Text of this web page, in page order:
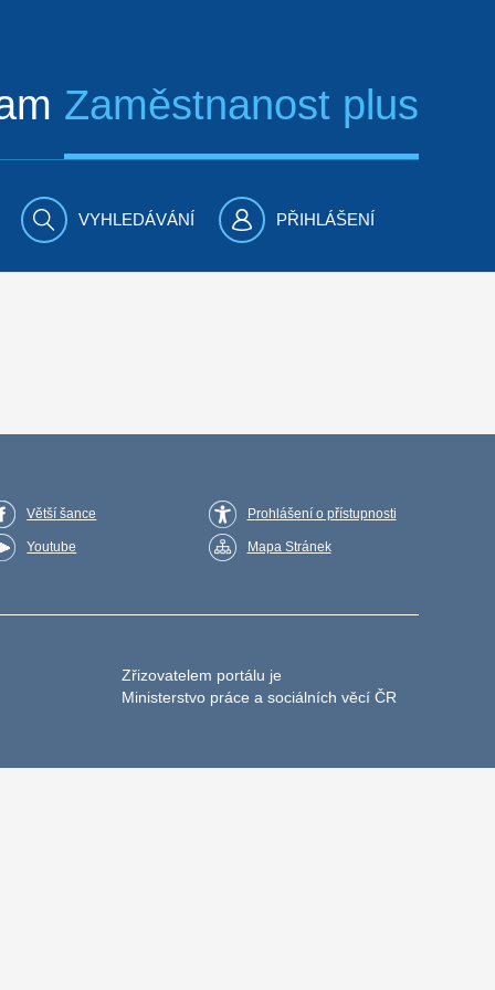
Zaměstnanost plus
VYHLEDÁVÁNÍ PŘIHLÁŠENÍ
Větší šance
Youtube
Prohlášení o přístupnosti
Mapa Stránek
Zřizovatelem portálu je
Ministerstvo práce a sociálních věcí ČR